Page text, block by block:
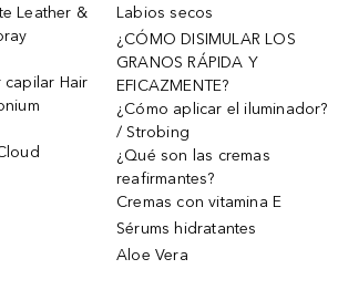
Leather &
Hair
Labios secos
¿CÓMO DISIMULAR LOS
GRANOS RÁPIDA Y
EFICAZMENTE?
¿Cómo aplicar el iluminador?
/ Strobing
¿Qué son las cremas
reafirmantes?
Cremas con vitamina E
Sérums hidratantes
Aloe Vera